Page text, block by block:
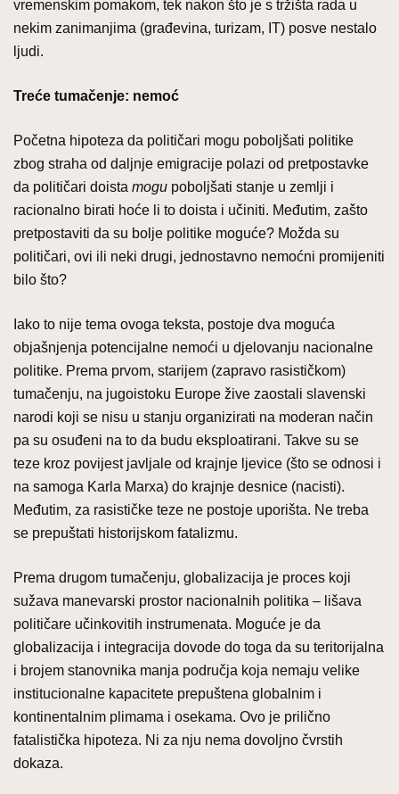
vremenskim pomakom, tek nakon što je s tržišta rada u
nekim zanimanjima (građevina, turizam, IT) posve nestalo
ljudi.
Treće tumačenje: nemoć
Početna hipoteza da političari mogu poboljšati politike
zbog straha od daljnje emigracije polazi od pretpostavke
da političari doista mogu poboljšati stanje u zemlji i
racionalno birati hoće li to doista i učiniti. Međutim, zašto
pretpostaviti da su bolje politike moguće? Možda su
političari, ovi ili neki drugi, jednostavno nemoćni promijeniti
bilo što?
Iako to nije tema ovoga teksta, postoje dva moguća
objašnjenja potencijalne nemoći u djelovanju nacionalne
politike. Prema prvom, starijem (zapravo rasističkom)
tumačenju, na jugoistoku Europe žive zaostali slavenski
narodi koji se nisu u stanju organizirati na moderan način
pa su osuđeni na to da budu eksploatirani. Takve su se
teze kroz povijest javljale od krajnje ljevice (što se odnosi i
na samoga Karla Marxa) do krajnje desnice (nacisti).
Međutim, za rasističke teze ne postoje uporišta. Ne treba
se prepuštati historijskom fatalizmu.
Prema drugom tumačenju, globalizacija je proces koji
sužava manevarski prostor nacionalnih politika – lišava
političare učinkovitih instrumenata. Moguće je da
globalizacija i integracija dovode do toga da su teritorijalna
i brojem stanovnika manja područja koja nemaju velike
institucionalne kapacitete prepuštena globalnim i
kontinentalnim plimama i osekama. Ovo je prilično
fatalistička hipoteza. Ni za nju nema dovoljno čvrstih
dokaza.